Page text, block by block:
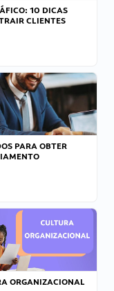
10 DICAS
CLIENTES
PARA OBTER
ORGANIZACIONAL